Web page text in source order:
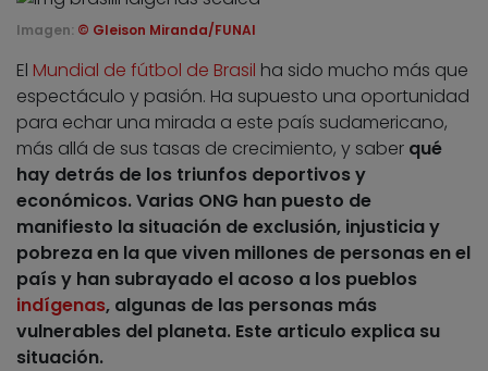
Imagen: © Gleison Miranda/FUNAI
El Mundial de fútbol de Brasil ha sido mucho más que
espectáculo y pasión. Ha supuesto una oportunidad
para echar una mirada a este país sudamericano,
más allá de sus tasas de crecimiento, y saber qué
hay detrás de los triunfos deportivos y
económicos. Varias ONG han puesto de
manifiesto la situación deexclusión, injusticia y
pobrezaen la que viven millones de personas en el
país y han subrayado el acoso a los pueblos
indígenas, algunas de las personas más
vulnerables del planeta. Este articulo explica su
situación.